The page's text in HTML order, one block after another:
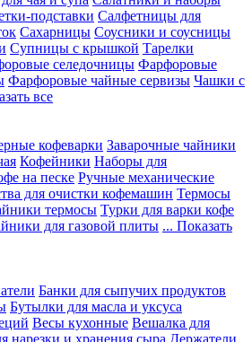
подставки Салфетницы для
Сахарницы Соусники и соусницы
Супницы с крышкой Тарелки
селедочницы Фарфоровые
Фарфоровые чайные сервизы Чашки с
все
кофеварки Заварочные чайники
Кофейники Наборы для
на песке Ручные механические
для очистки кофемашин Термосы
термосы Турки для варки кофе
для газовой плиты ... Показать
Банки для сыпучих продуктов
Бутылки для масла и уксуса
Весы кухонные Вешалка для
нарезки и хранения сыра Держатели